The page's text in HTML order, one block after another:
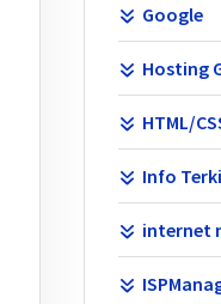
Google
Hosting
HTML/
Info
internet